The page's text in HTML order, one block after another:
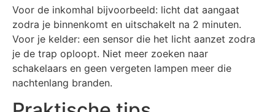
Voor de inkomhal bijvoorbeeld: licht dat aangaat
zodra je binnenkomt en uitschakelt na 2 minuten.
Voor je kelder: een sensor die het licht aanzet zodra
je de trap oploopt. Niet meer zoeken naar
schakelaars en geen vergeten lampen meer die
nachtenlang branden.